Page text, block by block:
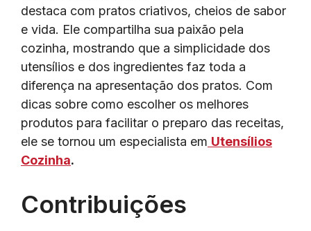
destaca com pratos criativos, cheios de sabor
e vida. Ele compartilha sua paixão pela
cozinha, mostrando que a simplicidade dos
utensílios e dos ingredientes faz toda a
diferença na apresentação dos pratos. Com
dicas sobre como escolher os melhores
produtos para facilitar o preparo das receitas,
ele se tornou um especialista em Utensílios
Cozinha.
Contribuições